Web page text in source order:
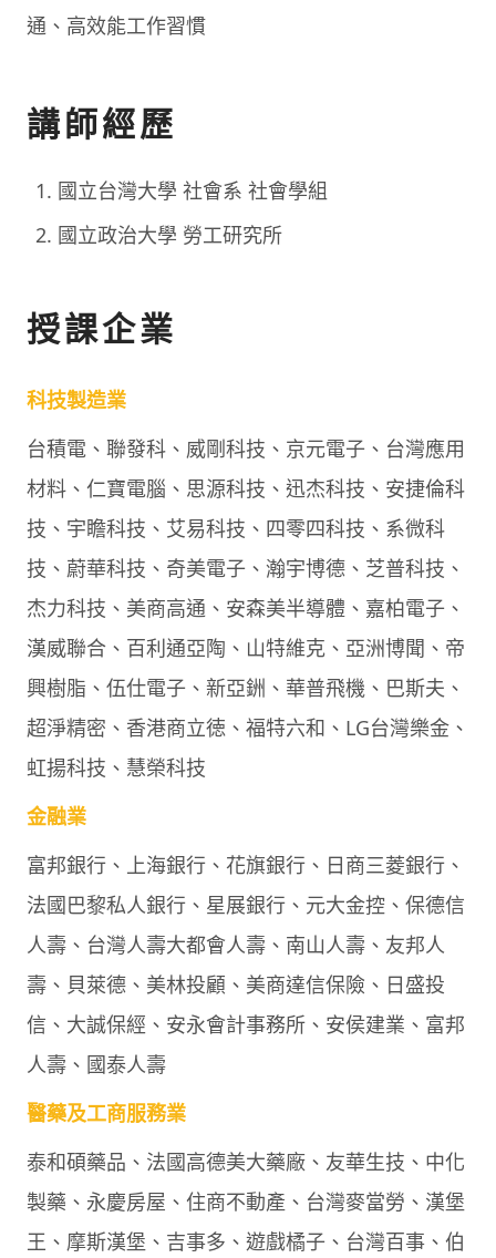
通、高效能工作習慣
講師經歷
國立台灣大學 社會系 社會學組
國立政治大學 勞工研究所
授課企業
科技製造業
台積電、聯發科、威剛科技、京元電子、台灣應用
材料、仁寶電腦、思源科技、迅杰科技、安捷倫科
技、宇瞻科技、艾易科技、四零四科技、系微科
技、蔚華科技、奇美電子、瀚宇博德、芝普科技、
杰力科技、美商高通、安森美半導體、嘉柏電子、
漢威聯合、百利通亞陶、山特維克、亞洲博聞、帝
興樹脂、伍仕電子、新亞銂、華普飛機、巴斯夫、
超淨精密、香港商立徳、福特六和、LG台灣樂金、
虹揚科技、慧榮科技
金融業
富邦銀行、上海銀行、花旗銀行、日商三菱銀行、
法國巴黎私人銀行、星展銀行、元大金控、保德信
人壽、台灣人壽大都會人壽、南山人壽、友邦人
壽、貝萊德、美林投顧、美商達信保險、日盛投
信、大誠保經、安永會計事務所、安侯建業、富邦
人壽、國泰人壽
醫藥及工商服務業
泰和碩藥品、法國高德美大藥廠、友華生技、中化
製藥、永慶房屋、住商不動產、台灣麥當勞、漢堡
王、摩斯漢堡、吉事多、遊戲橘子、台灣百事、伯